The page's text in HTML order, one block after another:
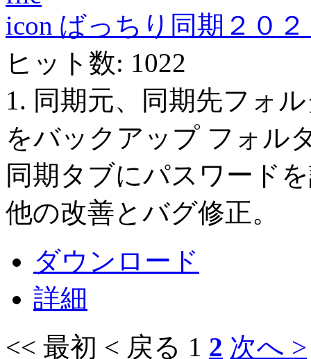
ばっちり同期２０２
ヒット数: 1022
1. 同期元、同期先フォ
をバックアップ フォル
同期タブにパスワード
他の改善とバグ修正。
ダウンロード
詳細
<< 最初 < 戻る 1 2 次へ >